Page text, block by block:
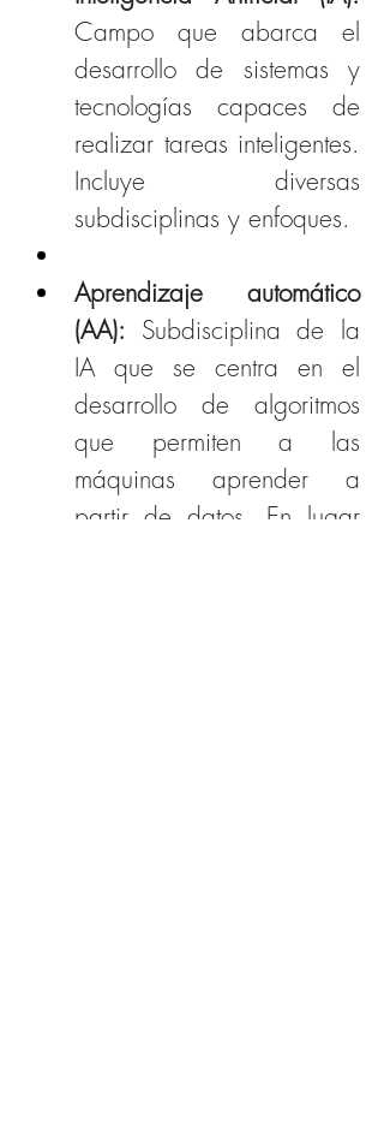
Campo que abarca el
desarrollo de sistemas y
tecnologías capaces de
realizar tareas inteligentes.
Incluye diversas
subdisciplinas y enfoques.
Aprendizaje automático
(AA): Subdisciplina de la
IA que se centra en el
desarrollo de algoritmos
que permiten a las
máquinas aprender a
partir de datos. En lugar